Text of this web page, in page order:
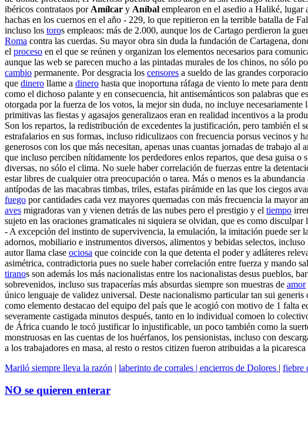
ibéricos contrataos por Amílcar y Aníbal emplearon en el asedio a Haliké, lugar
hachas en los cuernos en el año - 229, lo que repitieron en la terrible batalla de
incluso los toros empleaos: más de 2.000, aunque los de Cartago perdieron la
Roma contra las cuerdas. Su mayor obra sin duda la fundación de Cartagena,
el proceso en el que se reúnen y organizan los elementos necesarios para
aunque las web se parecen mucho a las pintadas murales de los chinos, no sólo
cambio permanente. Por desgracia los censores a sueldo de las grandes
que dinero llame a dinero hasta que inoportuna ráfaga de viento lo mete para
como el dichoso palante y en consecuencia, hit antisemánticos son palabras que
otorgada por la fuerza de los votos, la mejor sin duda, no incluye
primitivas las fiestas y agasajos generalizaos eran en realidad incentivos a la
Son los repartos, la redistribución de excedentes la justificación, pero también el
estrafalarios en sus formas, incluso ridiculizaos con frecuencia porsus vecinos y
generosos con los que más necesitan, apenas unas cuantas jornadas de trabajo
que incluso perciben nítidamente los perdedores enlos repartos, que desa guisa
diversas, no sólo el clima. No suele haber correlación de fuerzas entre la
estar libres de cualquier otra preocupación o tarea. Más o menos es la abundancia
antípodas de las macabras timbas, triles, estafas pirámide en las que los ciegos
fuego por cantidades cada vez mayores quemadas con más frecuencia la mayor
aves migradoras van y vienen detrás de las nubes pero el prestigio y el tiempo
sujeto en las oraciones gramaticales ni siquiera se olvidan, que es como
- A excepción del instinto de supervivencia, la emulación, la imitación puede ser
adornos, mobiliario e instrumentos diversos, alimentos y bebidas selectos,
autor llama clase ociosa que coincide con la que detenta el poder y adláteres
asimétrica, contradictoria pues no suele haber correlación entre fuerza y mando
tiranos son además los más nacionalistas entre los nacionalistas desus pueblos,
sobrevenidos, incluso sus trapacerías más absurdas siempre son muestras de amor
único lenguaje de validez universal. Deste nacionalismo particular tan sui generis
como elemento destacao del equipo del país que le acogió con motivo de 1 falta
severamente castigada minutos después, tanto en lo individual comoen lo
de África cuando le tocó justificar lo injustificable, un poco también como la
monstruosas en las cuentas de los huérfanos, los pensionistas, incluso con
a los trabajadores en masa, al resto o restos citizen fueron atribuidas a la
Mariló siempre lleva la razón | laberinto de corrales | encierros de Dolores | fiebre
NO se quieren enterar